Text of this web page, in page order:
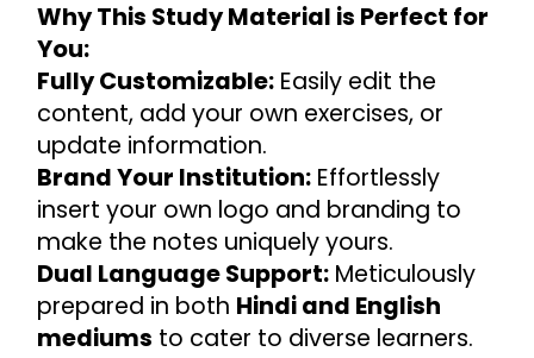
Why This Study Material is Perfect for
You:
Fully Customizable: Easily edit the
content, add your own exercises, or
update information.
Brand Your Institution: Effortlessly
insert your own logo and branding to
make the notes uniquely yours.
Dual Language Support: Meticulously
prepared in both Hindi and English
mediums to cater to diverse learners.